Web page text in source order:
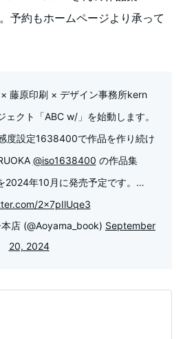
予約もホームページより承って
藤原印刷 × デザイン事務所kern
クト「ABC w/」を始動します。
度設定1638400で作品を作り続け
@iso1638400 の作品集
2024年10月に発売予定です。…
2x7pIlUqe3
店 (@Aoyama_book) September
20, 2024